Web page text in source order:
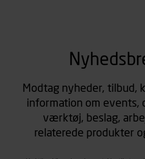
Modtag nyheder, tilbud,
information om events,
værktøj, beslag,
relaterede produkter